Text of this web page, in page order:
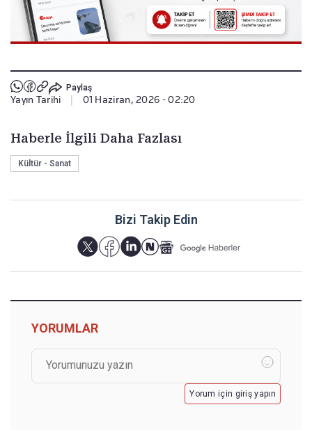
Paylaş
Yayın Tarihi 01 Haziran, 2026 - 02:20
Haberle İlgili Daha Fazlası
Kültür - Sanat
Bizi Takip Edin
YORUMLAR
Yorum için giriş yapın